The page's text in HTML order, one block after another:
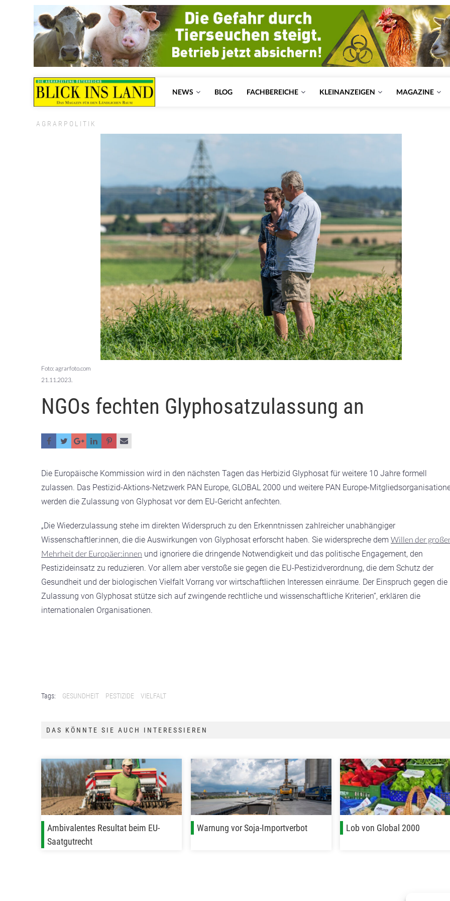
NEWS BLOG FACHBEREICHE KLEINANZEIGEN MAGAZINE
AGRARPOLITIK
Foto: agrarfoto.com
21.11.2023.
NGOs fechten Glyphosatzulassung an
Die Europäische Kommission wird in den nächsten Tagen das Herbizid Glyphosat für weitere 10 Jahre formell
zulassen. Das Pestizid-Aktions-Netzwerk PAN Europe, GLOBAL 2000 und weitere PAN Europe-
werden die Zulassung von Glyphosat vor dem EU-Gericht anfechten.
„Die Wiederzulassung stehe im direkten Widerspruch zu den Erkenntnissen zahlreicher unabhängiger
Wissenschaftler:innen, die die Auswirkungen von Glyphosat erforscht haben. Sie widerspreche dem Willen der
Mehrheit der Europäer:innen und ignoriere die dringende Notwendigkeit und das politische Engagement, den
Pestizideinsatz zu reduzieren. Vor allem aber verstoße sie gegen die EU-Pestizidverordnung, die dem Schutz der
Gesundheit und der biologischen Vielfalt Vorrang vor wirtschaftlichen Interessen einräume. Der Einspruch gegen die
Zulassung von Glyphosat stütze sich auf zwingende rechtliche und wissenschaftliche Kriterien”, erklären die
internationalen Organisationen.
Tags: GESUNDHEIT PESTIZIDE VIELFALT
DAS KÖNNTE SIE AUCH INTERESSIEREN
Ambivalentes Resultat beim EU-
Saatgutrecht
Warnung vor Soja-Importverbot Lob von Global 2000